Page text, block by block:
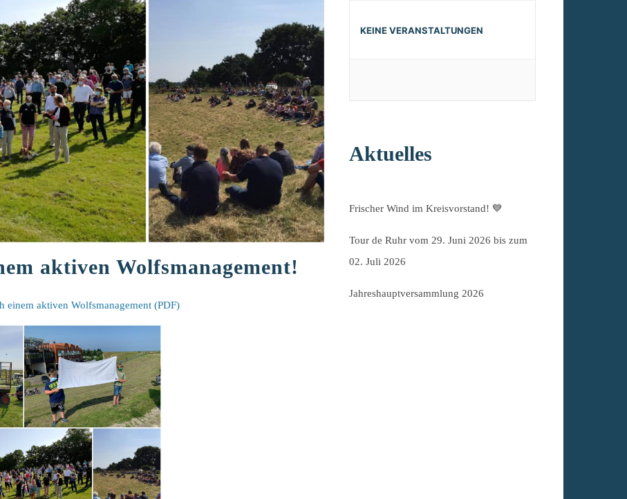
aktiven Wolfsmanagement!
einem aktiven Wolfsmanagement (PDF)
KEINE VERANSTALTUNGEN
Aktuelles
Frischer Wind im Kreisvorstand! 💙
Tour de Ruhr vom 29. Juni 2026 bis zum
02. Juli 2026
Jahreshauptversammlung 2026